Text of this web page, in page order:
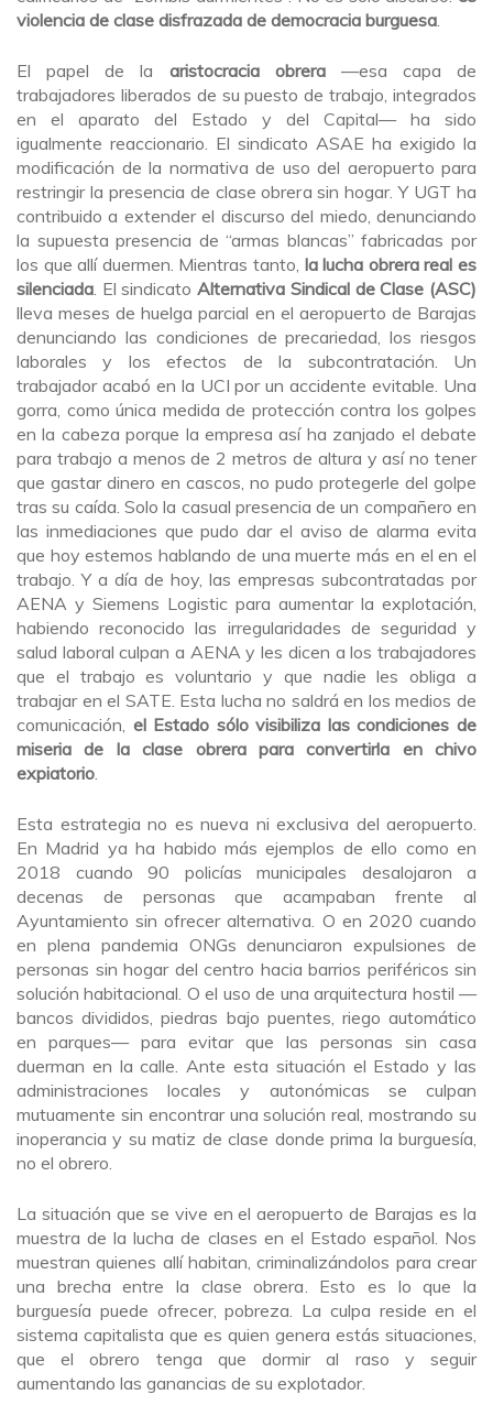
violencia de clase disfrazada de democracia burguesa.
El papel de la aristocracia obrera—esa capa de
trabajadores liberados de su puesto de trabajo, integrados
en el aparato del Estado y del Capital— ha sido
igualmente reaccionario. El sindicato ASAE ha exigido la
modificación de la normativa de uso del aeropuerto para
restringir la presencia de clase obrera sin hogar. Y UGT ha
contribuido a extender el discurso del miedo, denunciando
la supuesta presencia de “armas blancas” fabricadas por
los que allí duermen. Mientras tanto, la lucha obrera real es
silenciada. El sindicatoAlternativa Sindical de Clase (ASC)
lleva meses de huelga parcial en el aeropuerto de Barajas
denunciando las condiciones de precariedad, los riesgos
laborales y los efectos de la subcontratación. Un
trabajador acabó en la UCI por un accidente evitable. Una
gorra, como única medida de protección contra los golpes
en la cabeza porque la empresa así ha zanjado el debate
para trabajo a menos de 2 metros de altura y así no tener
que gastar dinero en cascos, no pudo protegerle del golpe
tras su caída. Solo la casual presencia de un compañero en
las inmediaciones que pudo dar el aviso de alarma evita
que hoy estemos hablando de una muerte más en el en el
trabajo. Y a día de hoy, las empresas subcontratadas por
AENA y Siemens Logistic para aumentar la explotación,
habiendo reconocido las irregularidades de seguridad y
salud laboral culpan a AENA y les dicen a los trabajadores
que el trabajo es voluntario y que nadie les obliga a
trabajar en el SATE. Esta lucha no saldrá en los medios de
comunicación, el Estado sólo visibiliza las condiciones de
miseria de la clase obrera para convertirla en chivo
expiatorio.
Esta estrategia no es nueva ni exclusiva del aeropuerto.
En Madrid ya ha habido más ejemplos de ello como en
2018 cuando 90 policías municipales desalojaron a
decenas de personas que acampaban frente al
Ayuntamiento sin ofrecer alternativa. O en 2020 cuando
en plena pandemia ONGs denunciaron expulsiones de
personas sin hogar del centro hacia barrios periféricos sin
solución habitacional. O el uso de una arquitectura hostil —
bancos divididos, piedras bajo puentes, riego automático
en parques— para evitar que las personas sin casa
duerman en la calle. Ante esta situación el Estado y las
administraciones locales y autonómicas se culpan
mutuamente sin encontrar una solución real, mostrando su
inoperancia y su matiz de clase donde prima la burguesía,
no el obrero.
La situación que se vive en el aeropuerto de Barajas es la
muestra de la lucha de clases en el Estado español. Nos
muestran quienes allí habitan, criminalizándolos para crear
una brecha entre la clase obrera. Esto es lo que la
burguesía puede ofrecer, pobreza. La culpa reside en el
sistema capitalista que es quien genera estás situaciones,
que el obrero tenga que dormir al raso y seguir
aumentando las ganancias de su explotador.